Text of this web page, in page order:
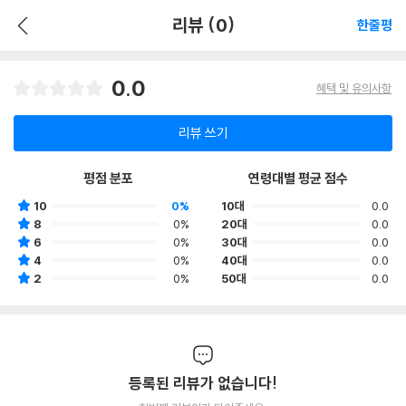
리뷰 (0) 한줄평
0.0 혜택 및 유의사항
리뷰 쓰기
평점 분포
10
0%
8
0%
6
0%
4
0%
2
0%
연령대별 평균 점수
10대
0.0
20대
0.0
30대
0.0
40대
0.0
50대
0.0
등록된 리뷰가 없습니다!